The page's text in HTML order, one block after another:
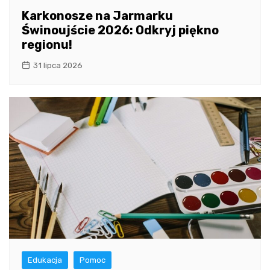
Karkonosze na Jarmarku
Świnoujście 2026: Odkryj piękno
regionu!
31 lipca 2026
Edukacja Pomoc